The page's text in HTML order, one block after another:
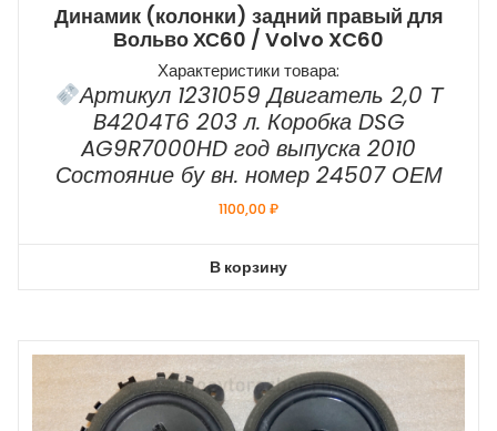
Динамик (колонки) задний правый для
Вольво ХС60 / Volvo XC60
Характеристики товара:
Артикул 1231059 Двигатель 2,0 Т
B4204T6 203 л. Коробка DSG
AG9R7000HD год выпуска 2010
Состояние бу вн. номер 24507 ОЕМ
1100,00₽
В корзину